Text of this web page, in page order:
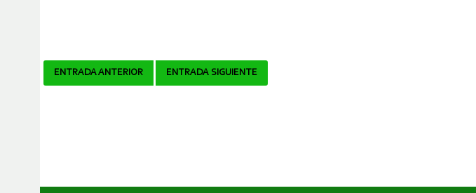
Navegador
ENTRADA ANTERIOR ENTRADA SIGUIENTE